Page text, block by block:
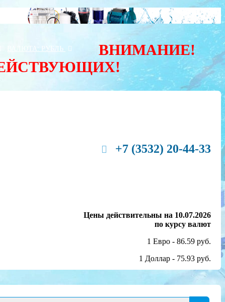
ВАЛЮТА: РУБЛЬ
ВНИМАНИЕ!
+7 (3532) 20-44-33
Цены действительны на 10.07.2026
по курсу валют
1 Евро - 86.59 руб.
1 Доллар - 75.93 руб.